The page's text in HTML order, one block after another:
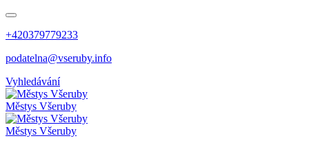
+420379779233
podatelna@vseruby.info
Vyhledávání
Městys Všeruby
Městys Všeruby